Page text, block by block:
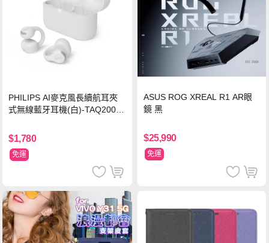
PHILIPS AI麥克風長續航耳夾
式無線藍牙耳機(白)-TAQ2000
$1,780
免運
ASUS ROG XREAL R1 AR眼
鏡 黑
$25,990
免運